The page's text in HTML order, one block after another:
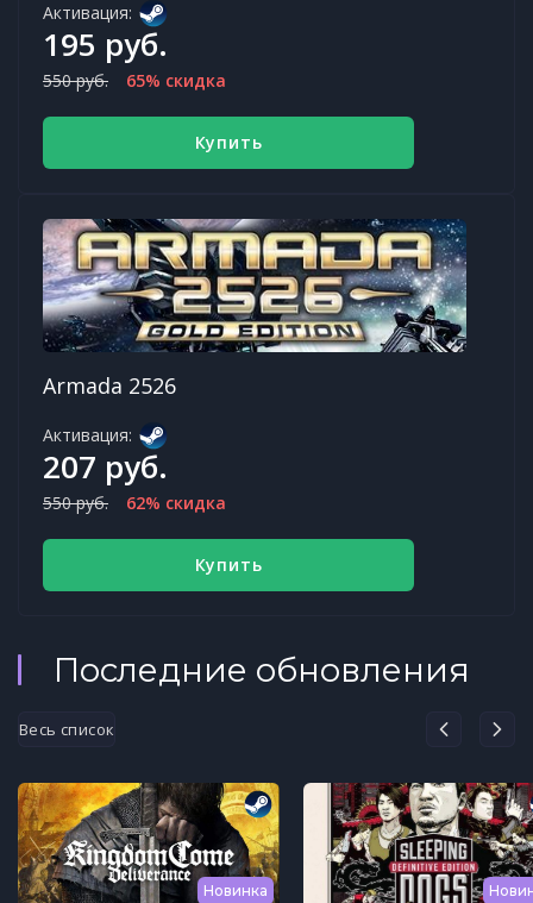
Активация:
195 руб.
550 руб. 65% скидка
Купить
Armada 2526
Активация:
207 руб.
550 руб. 62% скидка
Купить
Последние обновления
Весь список
Новинка